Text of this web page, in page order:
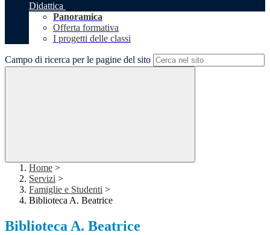
Didattica
Panoramica
Offerta formativa
I progetti delle classi
Campo di ricerca per le pagine del sito
Home >
Servizi >
Famiglie e Studenti >
Biblioteca A. Beatrice
Biblioteca A. Beatrice